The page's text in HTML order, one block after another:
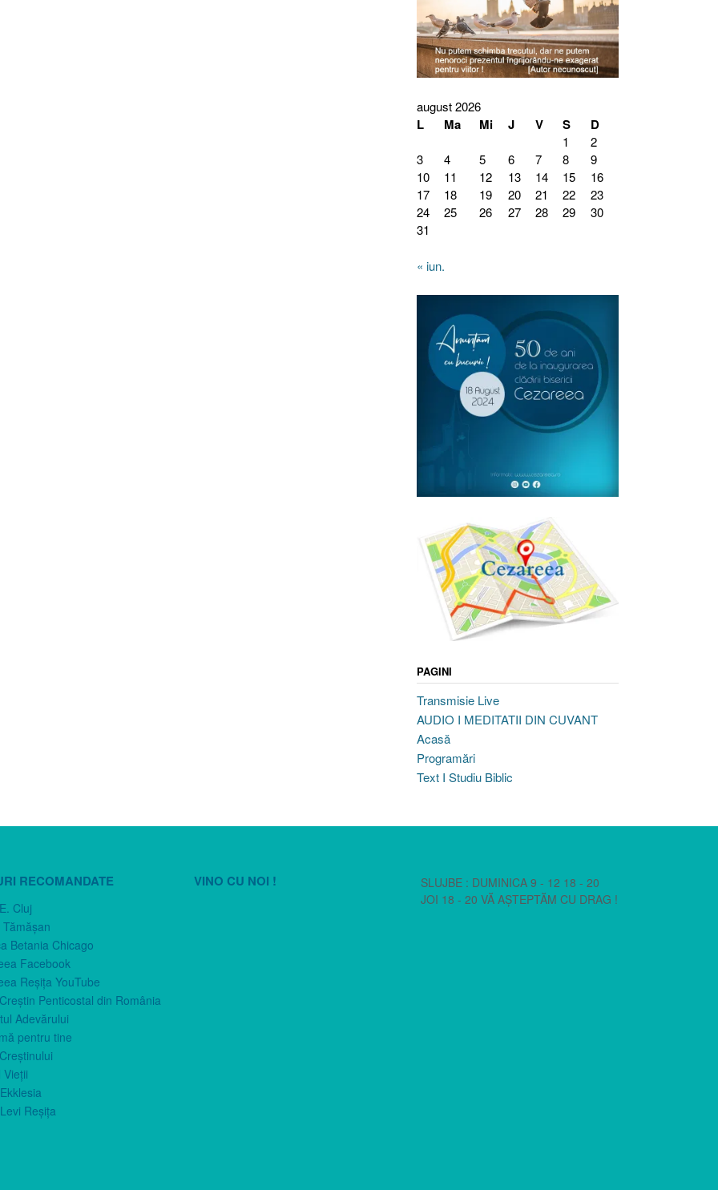
august 2026
L Ma Mi J V S D
1
2
3
4 5 6 7 8
9
10
11 12 13 14 15
16
17
18 19 20 21 22
23
24
25 26 27 28 29
30
31
« iun.
PAGINI
Transmisie Live
AUDIO I MEDITATII DIN CUVANT
Acasă
Programări
Text I Studiu Biblic
RECOMANDATE
Cluj
Betania Chicago
Facebook
Reşiţa YouTube
Penticostal din România
Adevărului
pentru tine
Vieţii
Reşiţa
VINO CU NOI !
SLUJBE : DUMINICA 9 - 12 18 - 20
JOI 18 - 20 VĂ AȘTEPTĂM CU DRAG !